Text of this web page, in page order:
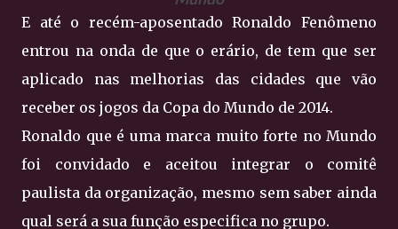
E até o recém-aposentado Ronaldo Fenômeno
entrou na onda de que o erário, de tem que ser
aplicado nas melhorias das cidades que vão
receber os jogos da Copa do Mundo de 2014.
Ronaldo que é uma marca muito forte no Mundo
foi convidado e aceitou integrar o comitê
paulista da organização, mesmo sem saber ainda
qual será a sua função especifica no grupo.